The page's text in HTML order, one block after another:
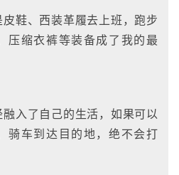
鞋、西装革履去上班，跑步
压缩衣裤等装备成了我的最
入了自己的生活，如果可以
骑车到达目的地，绝不会打